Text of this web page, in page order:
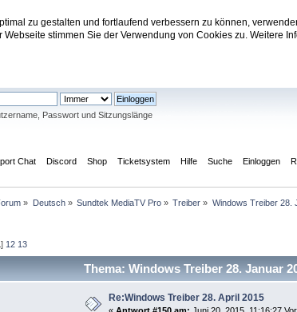
zu gestalten und fortlaufend verbessern zu können,
Webseite stimmen Sie der Verwendung von Cookies zu. Weitere
Forum
Passwort und Sitzungslänge
Chat Discord Shop Ticketsystem Hilfe Suche Einloggen
» Deutsch» Sundtek MediaTV Pro » Treiber » Windows Treiber 28.
] 12 13
Thema: Windows Treiber 28. Januar
Re:Windows Treiber 28. April 2015